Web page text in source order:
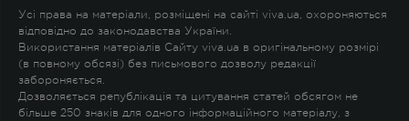
Усі права на матеріали, розміщені на сайті viva.ua, охороняються
відповідно до законодавства України.
Використання матеріалів Сайту viva.ua в оригінальному розмірі
(в повному обсязі) без письмового дозволу редакції
забороняється.
Дозволяється републікація та цитування статей обсягом не
більше 250 знаків для одного інформаційного матеріалу, з